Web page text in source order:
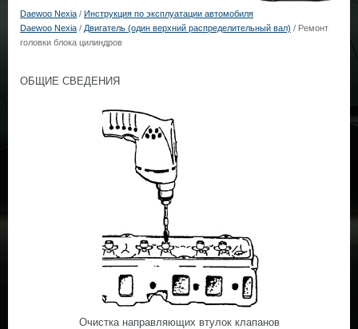
Daewoo Nexia / Инструкция по эксплуатации автомобиля
Daewoo Nexia / Двигатель (один верхний распределительный вал) / Ремонт
головки блока цилиндров
ОБЩИЕ СВЕДЕНИЯ
Очистка направляющих втулок клапанов